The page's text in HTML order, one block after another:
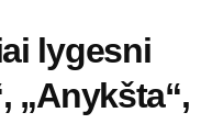
lygesni
„Anykšta“,